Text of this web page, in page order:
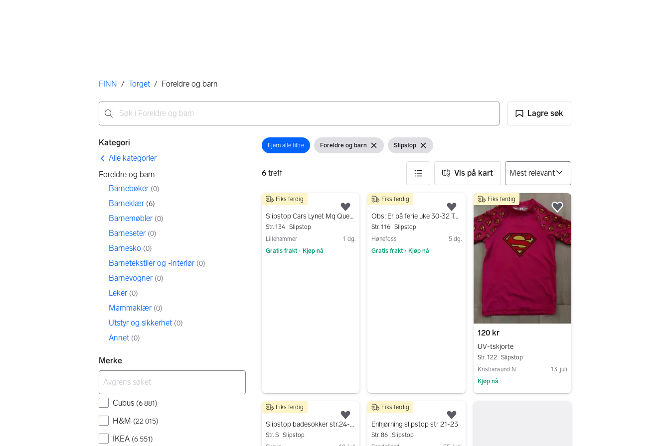
Her er du
FINN / Torget / Foreldre og barn
Lagre søk
Filtre
Kategori
Alle kategorier
Foreldre og barn
Barnebøker (0)
Barneklær (6)
Barnemøbler (0)
Barneseter (0)
Barnesko (0)
Barnetekstiler og -interiør (0)
Barnevogner (0)
Leker (0)
Mammaklær (0)
Utstyr og sikkerhet (0)
Annet (0)
Merke
Cubus (6 881)
H&M (22 015)
IKEA (6 551)
Åpne filter
Fjern alle filtre Vis filter
Foreldre og barn Fjern filterVis filter
Slipstop Fjern filter
6treff Vis på kart
6 resultater
150 kr
Slipstop Cars Lynet Mq Queen Strand shorts str. 128-134 / 8-9 år
Str. 134 Slipstop
Lillehammer
1 dg.
Gratis frakt • Kjøp nå
Fiks ferdig
Legg til som favoritt.
44 kr
Obs: Er på ferie uke 30-32 Topolino regnjakke jente str 116 rosa med hester
Str. 116 Slipstop
Hønefoss
5 dg.
Gratis frakt • Kjøp nå
Fiks ferdig
Legg til som favoritt.
120 kr
UV-tskjorte
Str. 122
Slipstop
Kristiansund N
13. juli
Kjøp nå
Fiks ferdig
50 kr
Slipstop badesokker str.24-26
Str. S Slipstop
Fiks ferdig
Legg til som favoritt.
120 kr
Enhjørning slipstop str 21-23
Str. 86 Slipstop
Fiks ferdig